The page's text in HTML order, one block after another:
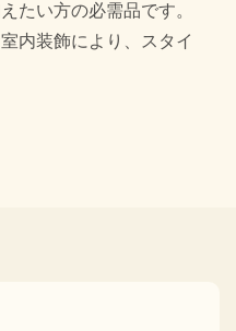
たい方の必需品です。
内装飾により、スタイ